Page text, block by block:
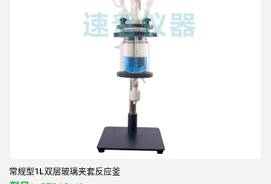
常规型1L双层玻璃夹套反应釜